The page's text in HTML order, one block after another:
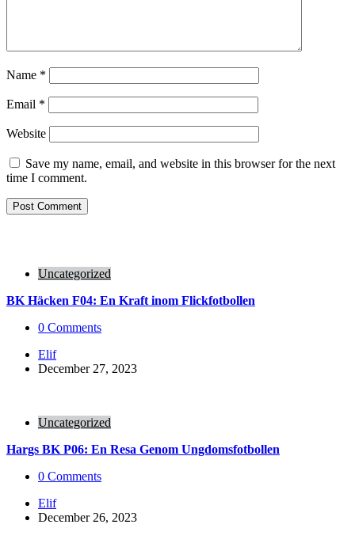
Name *
Email *
Website
Save my name, email, and website in this browser for the next
time I comment.
Uncategorized
BK Häcken F04: En Kraft inom Flickfotbollen
0 Comments
Posted
by
Elif
December 27, 2023
Uncategorized
Hargs BK P06: En Resa Genom Ungdomsfotbollen
0 Comments
Posted
by
Elif
December 26, 2023